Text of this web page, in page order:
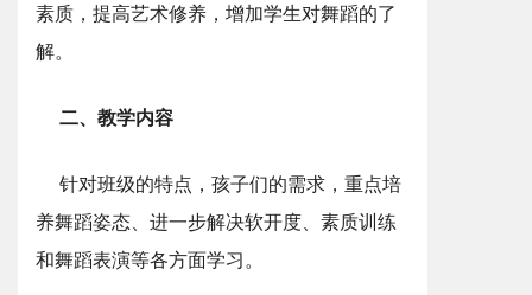
素质，提高艺术修养，增加学生对舞蹈的了
解。
二、教学内容
针对班级的特点，孩子们的需求，重点培
养舞蹈姿态、进一步解决软开度、素质训练
和舞蹈表演等各方面学习。